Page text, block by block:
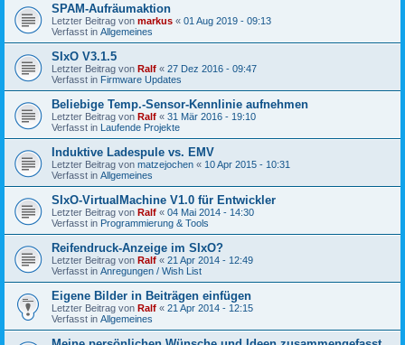
SPAM-Aufräumaktion
Letzter Beitrag von markus « 01 Aug 2019 - 09:13
Verfasst in Allgemeines
SIxO V3.1.5
Letzter Beitrag von Ralf « 27 Dez 2016 - 09:47
Verfasst in Firmware Updates
Beliebige Temp.-Sensor-Kennlinie aufnehmen
Letzter Beitrag von Ralf « 31 Mär 2016 - 19:10
Verfasst in Laufende Projekte
Induktive Ladespule vs. EMV
Letzter Beitrag von matzejochen « 10 Apr 2015 - 10:31
Verfasst in Allgemeines
SIxO-VirtualMachine V1.0 für Entwickler
Letzter Beitrag von Ralf « 04 Mai 2014 - 14:30
Verfasst in Programmierung & Tools
Reifendruck-Anzeige im SIxO?
Letzter Beitrag von Ralf « 21 Apr 2014 - 12:49
Verfasst in Anregungen / Wish List
Eigene Bilder in Beiträgen einfügen
Letzter Beitrag von Ralf « 21 Apr 2014 - 12:15
Verfasst in Allgemeines